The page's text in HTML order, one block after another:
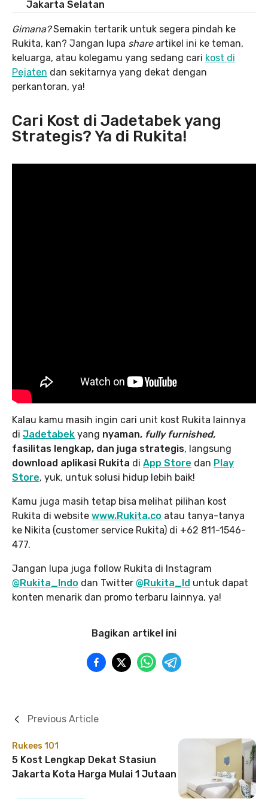
Jakarta Selatan
Gimana?Semakin tertarik untuk segera pindah ke
Rukita, kan? Jangan lupa share artikel ini ke teman,
keluarga, atau kolegamu yang sedang cari kost di
Pejaten dan sekitarnya yang dekat dengan
perkantoran, ya!
Cari Kost di Jadetabek yang
Strategis? Ya di Rukita!
Kalau kamu masih ingin cari unit kost Rukita lainnya
di Jadetabek yang nyaman, fully furnished,
fasilitas lengkap, dan juga strategis, langsung
download aplikasi Rukita di App Store dan Play
Store, yuk, untuk solusi hidup lebih baik!
Kamu juga masih tetap bisa melihat pilihan kost
Rukita di website www.Rukita.co atau tanya-tanya
ke Nikita (customer service Rukita) di +62 811-1546-
477.
Jangan lupa juga follow Rukita di Instagram
@Rukita_Indo dan Twitter @Rukita_Id untuk dapat
konten menarik dan promo terbaru lainnya, ya!
Bagikan artikel ini
Rukees 101
5 Kost Lengkap Dekat Stasiun
Jakarta Kota Harga Mulai 1 Jutaan
Previous Article